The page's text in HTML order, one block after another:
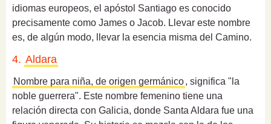
idiomas europeos, el apóstol Santiago es conocido
precisamente como James o Jacob. Llevar este nombre
es, de algún modo, llevar la esencia misma del Camino.
4. Aldara
Nombre para niña, de origen germánico, significa "la
noble guerrera". Este nombre femenino tiene una
relación directa con Galicia, donde Santa Aldara fue una